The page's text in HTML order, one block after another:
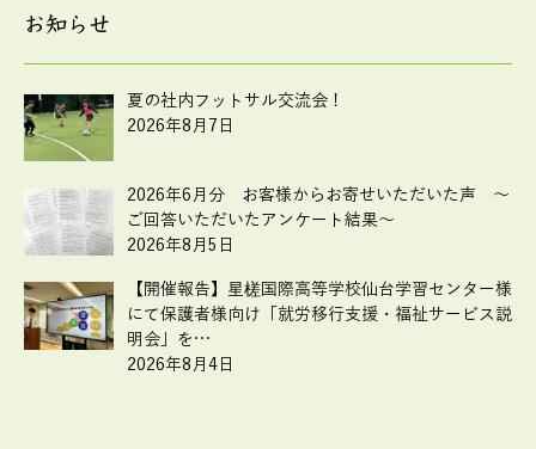
お知らせ
夏の社内フットサル交流会！
2026年8月7日
2026年6月分 お客様からお寄せいただいた声 ～
ご回答いただいたアンケート結果～
2026年8月5日
【開催報告】星槎国際高等学校仙台学習センター様
にて保護者様向け「就労移行支援・福祉サービス説
明会」を…
2026年8月4日